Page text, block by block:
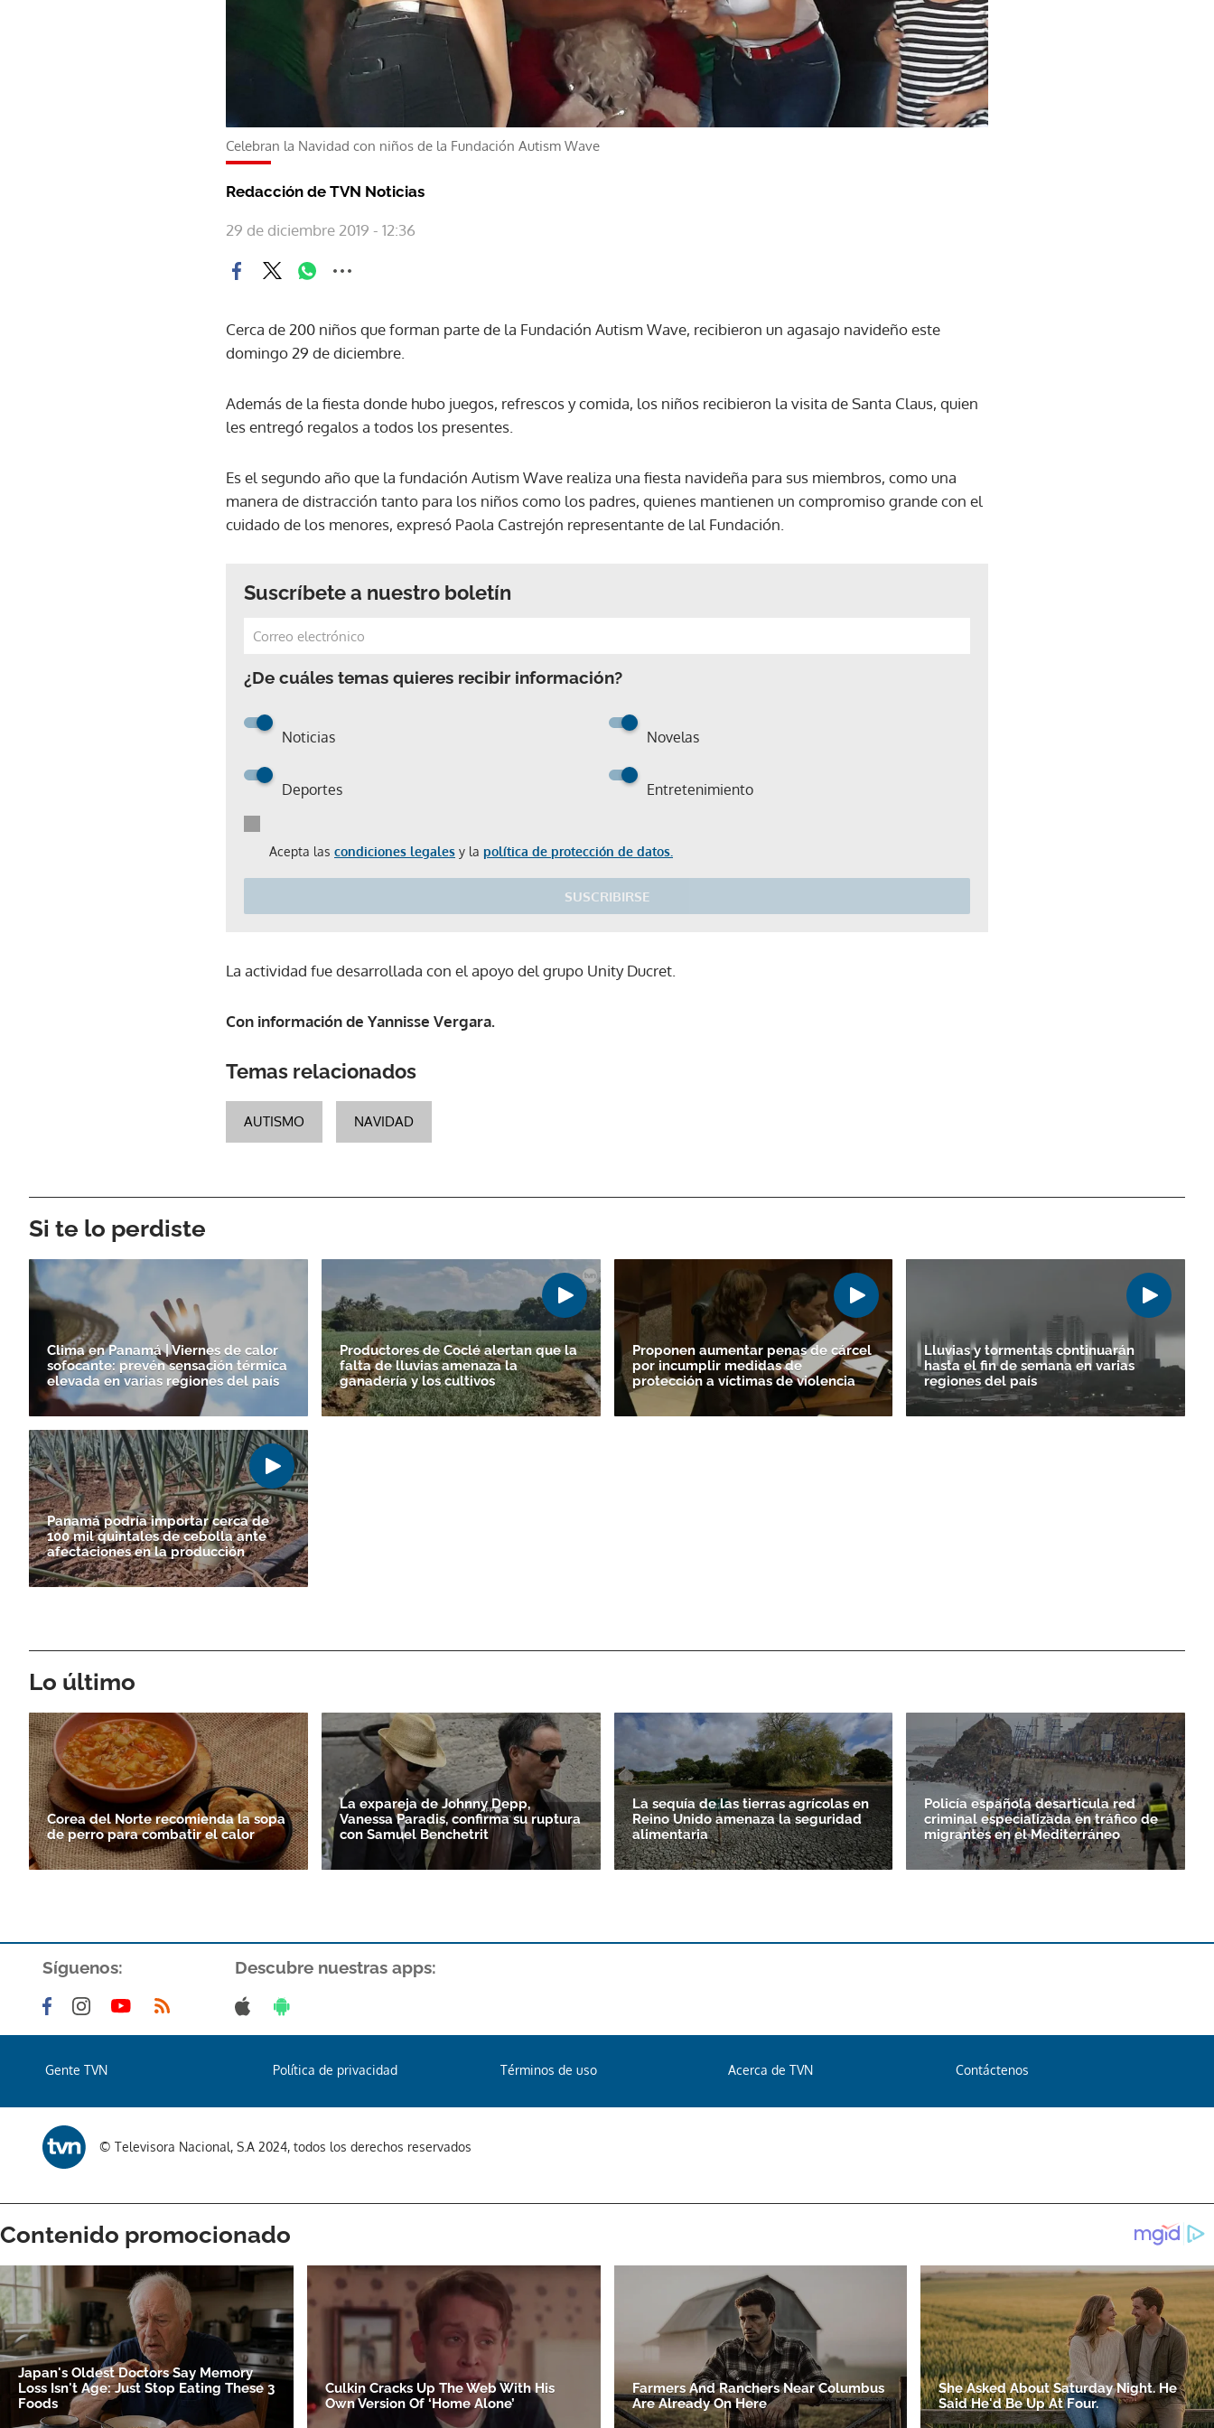
Celebran la Navidad con niños de la Fundación Autism Wave
Redacción de TVN Noticias
29 de diciembre 2019 - 12:36
Cerca de 200 niños que forman parte de la Fundación Autism Wave, recibieron un agasajo navideño este
domingo 29 de diciembre.
Además de la fiesta donde hubo juegos, refrescos y comida, los niños recibieron la visita de Santa Claus, quien
les entregó regalos a todos los presentes.
Es el segundo año que la fundación Autism Wave realiza una fiesta navideña para sus miembros, como una
manera de distracción tanto para los niños como los padres, quienes mantienen un compromiso grande con el
cuidado de los menores, expresó Paola Castrejón representante de lal Fundación.
Suscríbete a nuestro boletín
¿De cuáles temas quieres recibir información?
Noticias Novelas
Deportes Entretenimiento
Acepta las condiciones legales y la política de protección de datos.
SUSCRIBIRSE
La actividad fue desarrollada con el apoyo del grupo Unity Ducret.
Con información de Yannisse Vergara.
Temas relacionados
AUTISMO NAVIDAD
Si te lo perdiste
Clima en Panamá | Viernes de calor
sofocante: prevén sensación térmica
elevada en varias regiones del país
Productores de Coclé alertan que la
falta de lluvias amenaza la
ganadería y los cultivos
Proponen aumentar penas de cárcel
por incumplir medidas de
protección a víctimas de violencia
Lluvias y tormentas continuarán
hasta el fin de semana en varias
regiones del país
Panamá podría importar cerca de
100 mil quintales de cebolla ante
afectaciones en la producción
Lo último
Corea del Norte recomienda la sopa
de perro para combatir el calor
La expareja de Johnny Depp,
Vanessa Paradis, confirma su ruptura
con Samuel Benchetrit
La sequía de las tierras agrícolas en
Reino Unido amenaza la seguridad
alimentaria
Policía española desarticula red
criminal especializada en tráfico de
migrantes en el Mediterráneo
Síguenos: Descubre nuestras apps:
Gente TVN Política de privacidad Términos de uso Acerca de TVN Contáctenos
© Televisora Nacional, S.A 2024, todos los derechos reservados